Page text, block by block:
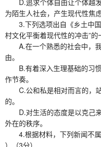
为陌生人社会，产生现代性焦虑
3.下列选项出自《乡土中国
村文化平衡着现代性的冲击”
A.在一个熟悉的社会中，我
由。
B.有着深入生理基础的习惯
作节奏。
C.公和私是相对而言的，
的。
D.对生活的态度是以克己
外在的秩序。
4.根据材料，下列新闻不属
）（3分）